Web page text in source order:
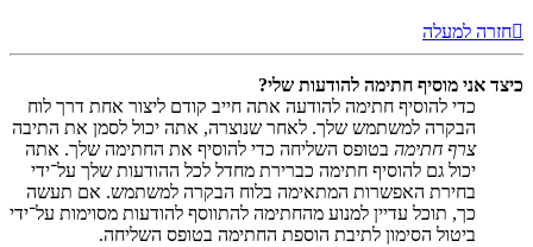
חזרה למעלה
כיצד אני מוסיף חתימה להודעות שלי?
כדי להוסיף חתימה להודעה אתה חייב קודם ליצור אחת דרך לוח
הבקרה למשתמש שלך. לאחר שנוצרה, אתה יכול לסמן את התיבה
צרף חתימה בטופס השליחה כדי להוסיף את החתימה שלך. אתה
יכול גם להוסיף חתימה כברירת מחדל לכל ההודעות שלך על־ידי
בחירת האפשרות המתאימה בלוח הבקרה למשתמש. אם תעשה
כך, תוכל עדיין למנוע מהחתימה להתווסף להודעות מסוימות על־ידי
ביטול הסימון לתיבת הוספת החתימה בטופס השליחה.